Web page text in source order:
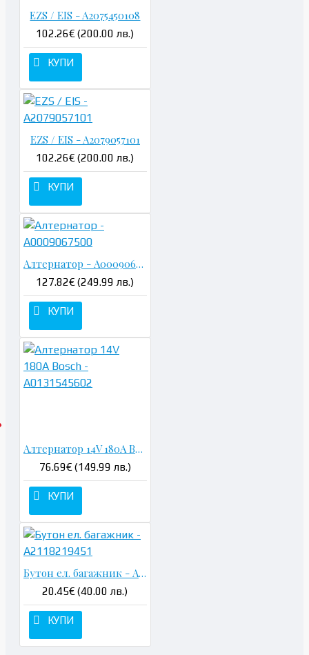
EZS / EIS - A2075450108
102.26€ (200.00 лв.)
КУПИ
EZS / EIS - A2079057101
102.26€ (200.00 лв.)
КУПИ
Алтернатор - A0009067500
127.82€ (249.99 лв.)
КУПИ
Алтернатор 14V 180A Bosch - A0131545602
76.69€ (149.99 лв.)
КУПИ
Бутон ел. багажник - A2118219451
20.45€ (40.00 лв.)
КУПИ